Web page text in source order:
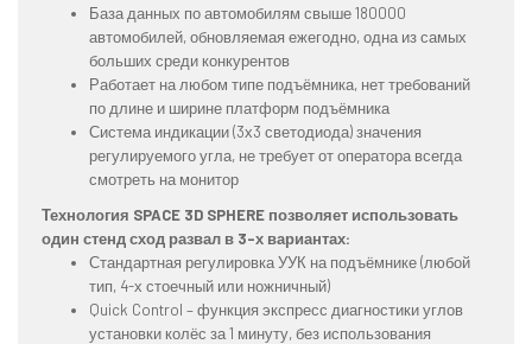
База данных по автомобилям свыше 180000
автомобилей, обновляемая ежегодно, одна из самых
больших среди конкурентов
Работает на любом типе подъёмника, нет требований
по длине и ширине платформ подъёмника
Система индикации (3х3 светодиода) значения
регулируемого угла, не требует от оператора всегда
смотреть на монитор
Технология SPACE 3D SPHERE позволяет использовать
один стенд сход развал в 3-х вариантах:
Стандартная регулировка УУК на подъёмнике (любой
тип, 4-х стоечный или ножничный)
Quick Control – функция экспресс диагностики углов
установки колёс за 1 минуту, без использования